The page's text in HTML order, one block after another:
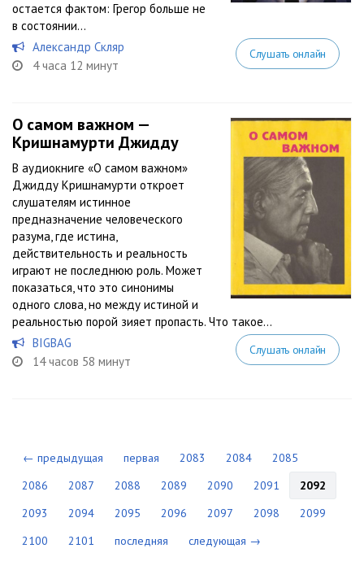
остается фактом: Грегор больше не
в состоянии...
Александр Скляр
4 часа 12 минут
Слушать онлайн
О самом важном —
Кришнамурти Джидду
В аудиокниге «О самом важном»
Джидду Кришнамурти откроет
слушателям истинное
предназначение человеческого
разума, где истина,
действительность и реальность
играют не последнюю роль. Может
показаться, что это синонимы
одного слова, но между истиной и
реальностью порой зияет пропасть. Что такое...
BIGBAG
14 часов 58 минут
Слушать онлайн
← предыдущая первая 2083 2084
2085
2086
2087 2088 2089 2090 2091
2092
2093
2094 2095 2096 2097 2098
2099
2100
2101 последняя следующая →